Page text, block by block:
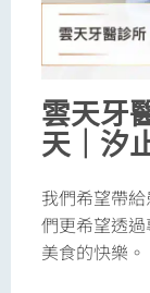
雲天牙
天｜汐
我們希望帶
們更希望透
美食的快樂。